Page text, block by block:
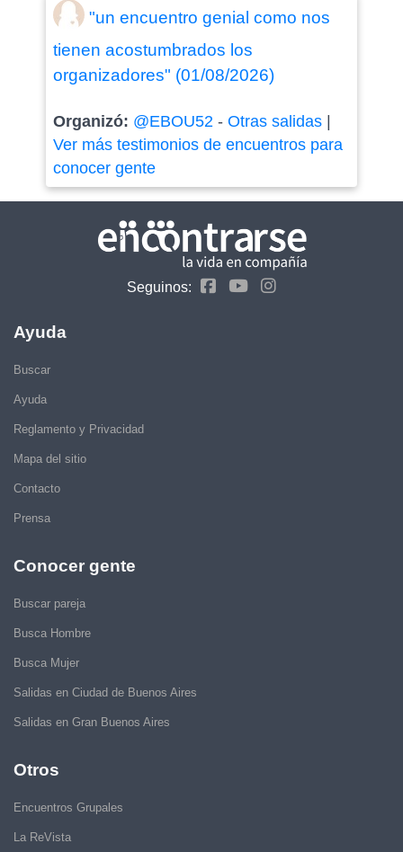
"un encuentro genial como nos
tienen acostumbrados los
organizadores" (01/08/2026)
Organizó: @EBOU52- Otras salidas|
Ver más testimonios de encuentros para
conocer gente
Seguinos:
Ayuda
Buscar
Ayuda
Reglamento y Privacidad
Mapa del sitio
Contacto
Prensa
Conocer gente
Buscar pareja
Busca Hombre
Busca Mujer
Salidas en Ciudad de Buenos Aires
Salidas en Gran Buenos Aires
Otros
Encuentros Grupales
La ReVista